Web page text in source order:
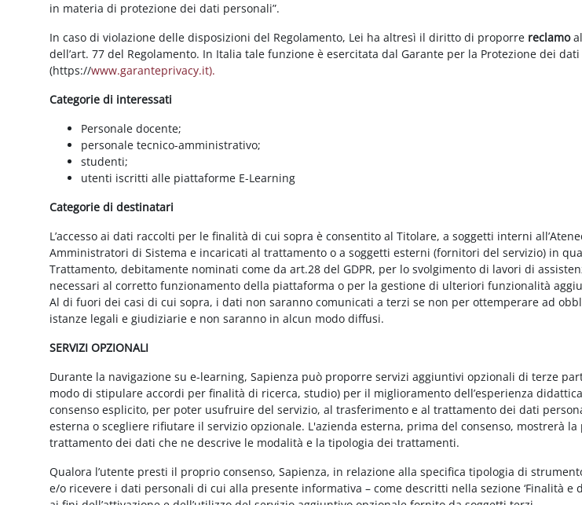
in materia di protezione dei dati personali”.
In caso di violazione delle disposizioni del Regolamento, Lei ha altresì il diritto di proporre reclamo
dell’art. 77 del Regolamento. In Italia tale funzione è esercitata dal Garante per la Protezione dei
(https://www.garanteprivacy.it).
Categorie di interessati
Personale docente;
personale tecnico-amministrativo;
studenti;
utenti iscritti alle piattaforme E-Learning
Categorie di destinatari
L’accesso ai dati raccolti per le finalità di cui sopra è consentito al Titolare, a soggetti interni
Amministratori di Sistema e incaricati al trattamento o a soggetti esterni (fornitori del servizio) in
Trattamento, debitamente nominati come da art.28 del GDPR, per lo svolgimento di lavori di
necessari al corretto funzionamento della piattaforma o per la gestione di ulteriori funzionalità
Al di fuori dei casi di cui sopra, i dati non saranno comunicati a terzi se non per ottemperare ad
istanze legali e giudiziarie e non saranno in alcun modo diffusi.
SERVIZI OPZIONALI
Durante la navigazione su e-learning, Sapienza può proporre servizi aggiuntivi opzionali di terze
modo di stipulare accordi per finalità di ricerca, studio) per il miglioramento dell’esperienza
consenso esplicito, per poter usufruire del servizio, al trasferimento e al trattamento dei dati
esterna o scegliere rifiutare il servizio opzionale. L'azienda esterna, prima del consenso, mostrerà
trattamento dei dati che ne descrive le modalità e la tipologia dei trattamenti.
Qualora l’utente presti il proprio consenso, Sapienza, in relazione alla specifica tipologia di
e/o ricevere i dati personali di cui alla presente informativa – come descritti nella sezione ‘Finalità e